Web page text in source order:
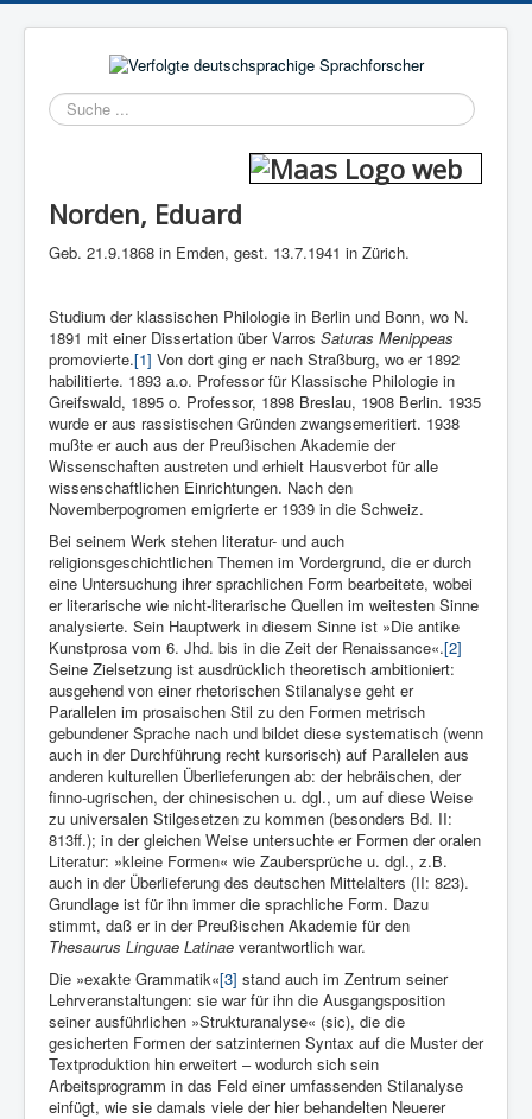
Norden, Eduard
Geb. 21.9.1868 in Emden, gest. 13.7.1941 in Zürich.
Studium der klassischen Philologie in Berlin und Bonn, wo N.
1891 mit einer Dissertation über Varros Saturas Menippeas
promovierte.[1] Von dort ging er nach Straßburg, wo er 1892
habilitierte. 1893 a.o. Professor für Klassische Philologie in
Greifswald, 1895 o. Professor, 1898 Breslau, 1908 Berlin. 1935
wurde er aus rassistischen Gründen zwangsemeritiert. 1938
mußte er auch aus der Preußischen Akademie der
Wissenschaften austreten und erhielt Hausverbot für alle
wissenschaftlichen Einrichtungen. Nach den
Novemberpogromen emigrierte er 1939 in die Schweiz.
Bei seinem Werk stehen literatur- und auch
religionsgeschichtlichen Themen im Vordergrund, die er durch
eine Untersuchung ihrer sprachlichen Form bearbeitete, wobei
er literarische wie nicht-literarische Quellen im weitesten Sinne
analysierte. Sein Hauptwerk in diesem Sinne ist »Die antike
Kunstprosa vom 6. Jhd. bis in die Zeit der Renaissance«.[2]
Seine Zielsetzung ist ausdrücklich theoretisch ambitioniert:
ausgehend von einer rhetorischen Stilanalyse geht er
Parallelen im prosaischen Stil zu den Formen metrisch
gebundener Sprache nach und bildet diese systematisch (wenn
auch in der Durchführung recht kursorisch) auf Parallelen aus
anderen kulturellen Überlieferungen ab: der hebräischen, der
finno-ugrischen, der chinesischen u. dgl., um auf diese Weise
zu universalen Stilgesetzen zu kommen (besonders Bd. II:
813ff.); in der gleichen Weise untersuchte er Formen der oralen
Literatur: »kleine Formen« wie Zaubersprüche u. dgl., z.B.
auch in der Überlieferung des deutschen Mittelalters (II: 823).
Grundlage ist für ihn immer die sprachliche Form. Dazu
stimmt, daß er in der Preußischen Akademie für den
Thesaurus Linguae Latinae verantwortlich war.
Die »exakte Grammatik«[3] stand auch im Zentrum seiner
Lehrveranstaltungen: sie war für ihn die Ausgangsposition
seiner ausführlichen »Strukturanalyse« (sic), die die
gesicherten Formen der satzinternen Syntax auf die Muster der
Textproduktion hin erweitert – wodurch sich sein
Arbeitsprogramm in das Feld einer umfassenden Stilanalyse
einfügt, wie sie damals viele der hier behandelten Neuerer